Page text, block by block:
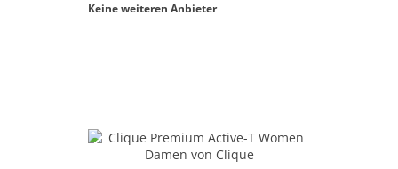
Keine weiteren Anbieter